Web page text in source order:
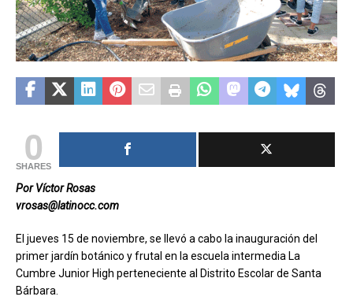
0
SHARES
Por Víctor Rosas
vrosas@latinocc.com
El jueves 15 de noviembre, se llevó a cabo la inauguración del
primer jardín botánico y frutal en la escuela intermedia La
Cumbre Junior High perteneciente al Distrito Escolar de Santa
Bárbara.